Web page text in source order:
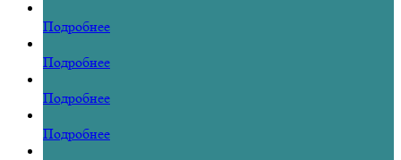
Подробнее
Подробнее
Подробнее
Подробнее